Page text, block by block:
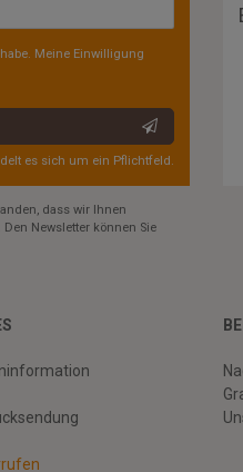
Meine Einwilligung
es sich um ein Pflichtfeld.
dass wir Ihnen
Newsletter können Sie